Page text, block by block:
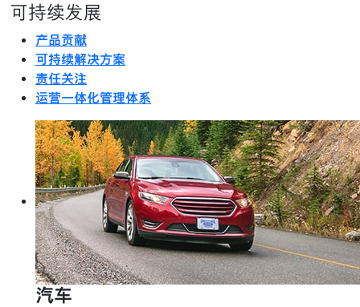
可持续发展
产品贡献
可持续解决方案
责任关注
运营一体化管理体系
汽车